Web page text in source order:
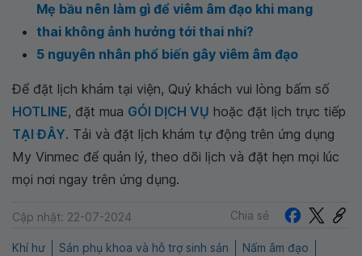
Mẹ bầu nên làm gì để viêm âm đạo khi mang
thai không ảnh hưởng tới thai nhi?
5 nguyên nhân phổ biến gây viêm âm đạo
Để đặt lịch khám tại viện, Quý khách vui lòng bấm số
HOTLINE, đặt mua GÓI DỊCH VỤ hoặc đặt lịch trực tiếp
TẠI ĐÂY. Tải và đặt lịch khám tự động trên ứng dụng
My Vinmec để quản lý, theo dõi lịch và đặt hẹn mọi lúc
mọi nơi ngay trên ứng dụng.
Cập nhật: 22-07-2024 Chia sẻ
Khí hư Sản phụ khoa và hỗ trợ sinh sản
Nấm âm đạo